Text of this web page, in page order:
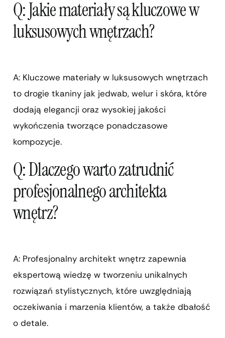
Q: Jakie materiały są kluczowe w
luksusowych wnętrzach?
A: Kluczowe materiały w luksusowych wnętrzach
to drogie tkaniny jak jedwab, welur i skóra, które
dodają elegancji oraz wysokiej jakości
wykończenia tworzące ponadczasowe
kompozycje.
Q: Dlaczego warto zatrudnić
profesjonalnego architekta
wnętrz?
A: Profesjonalny architekt wnętrz zapewnia
ekspertową wiedzę w tworzeniu unikalnych
rozwiązań stylistycznych, które uwzględniają
oczekiwania i marzenia klientów, a także dbałość
o detale.